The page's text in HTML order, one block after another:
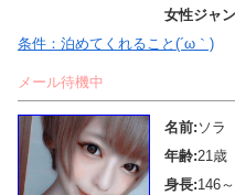
女性ジャ
条件：泊めてくれること(´ω｀)
メール待機中
名前: ソラ
年齢:21歳
身長:146